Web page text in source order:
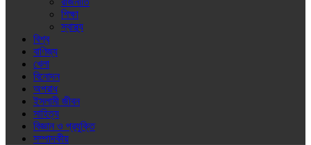
শিক্ষা
স্বাস্থ্য
বিশ্ব
বাণিজ্য
খেলা
বিনোদন
অপরাধ
ইসলামী জীবন
সাহিত্য
বিজ্ঞান ও প্রযুক্তি
সম্পাদকীয়